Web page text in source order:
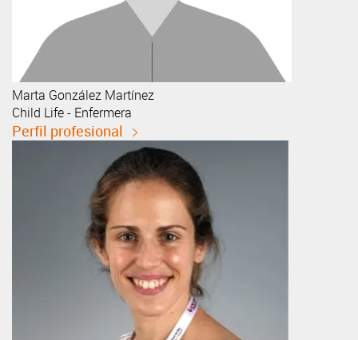
Marta González Martínez
Child Life - Enfermera
Perfil profesional